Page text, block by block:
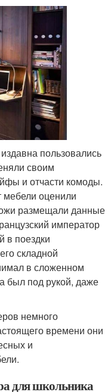
пользовались
своим
и отчасти комоды.
оценили
размещали данные
император
в поездки
складной
в сложенном
был под рукой, даже
немного
времени они
и
для школьника